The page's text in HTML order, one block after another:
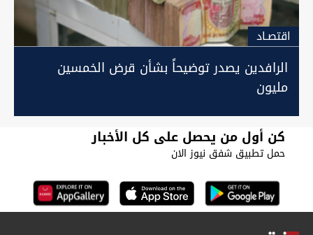
اقتصـاد
الرافدين يصدر توضيحاً بشأن قرض الخمسين
مليون
كن أول من يحصل على كل الأخبار
حمل تطبيق شفق نيوز الان